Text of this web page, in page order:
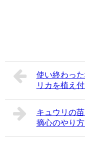
使い終わっ
リカを植え
キュウリの
摘心のやり